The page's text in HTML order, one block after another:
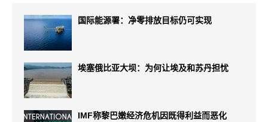
国际能源署：净零排放目标仍可实现
埃塞俄比亚大坝：为何让埃及和苏丹担忧
IMF称黎巴嫩经济危机因既得利益而恶化